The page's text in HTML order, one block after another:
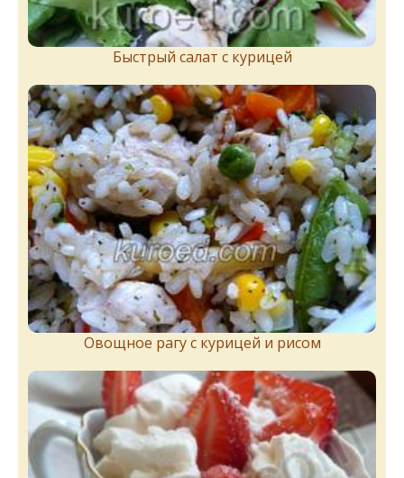
Быстрый салат с курицей
Овощное рагу с курицей и рисом